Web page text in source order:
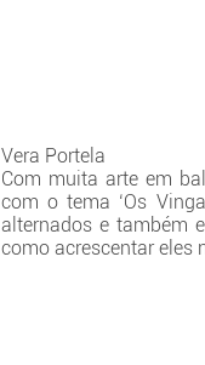
Vera Portela
Com muita arte em
com o tema ‘Os
alternados e também
como acrescentar eles